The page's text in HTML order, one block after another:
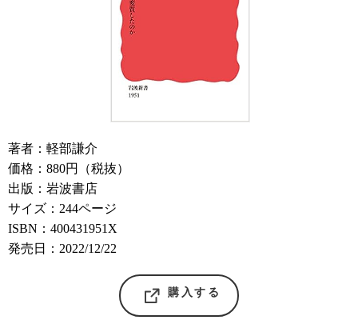
著者：軽部謙介
価格：880円（税抜）
出版：岩波書店
サイズ：244ページ
ISBN：400431951X
発売日：2022/12/22
購入する